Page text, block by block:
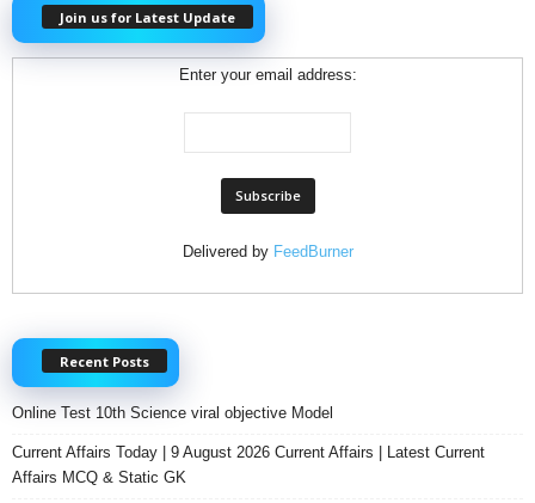
Join us for Latest Update
Enter your email address:
Delivered by FeedBurner
Recent Posts
Online Test 10th Science viral objective Model
Current Affairs Today | 9 August 2026 Current Affairs | Latest Current
Affairs MCQ & Static GK